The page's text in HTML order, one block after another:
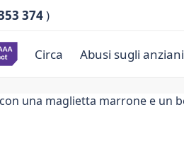
374)
Circa Abusi sugli anziani